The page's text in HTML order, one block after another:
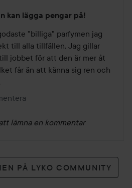
kan lägga pengar på!
"billiga" parfymen jag
till alla tillfällen. Jag gillar
jobbet för att den är mer åt
får än att känna sig ren och
lämna en kommentar
PÅ LYKO COMMUNITY